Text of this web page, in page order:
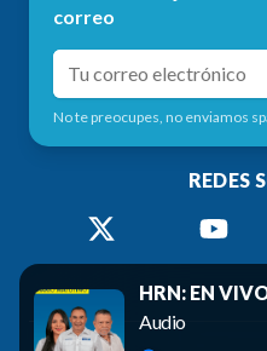
correo
No te preocupes, no enviamos
REDES
HRN: EN
Audio